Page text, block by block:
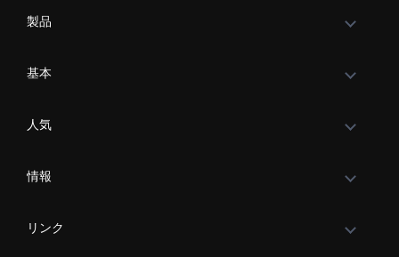
製品
基本
人気
情報
リンク